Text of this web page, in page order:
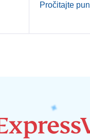
Pročitajte